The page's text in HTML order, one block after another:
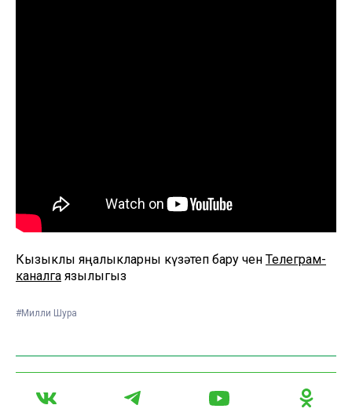
Кызыклы яңалыкларны күзәтеп бару өчен Телеграм-
каналга язылыгыз
#Милли Шура